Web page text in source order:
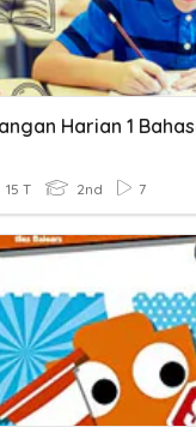
15 T 2nd 7